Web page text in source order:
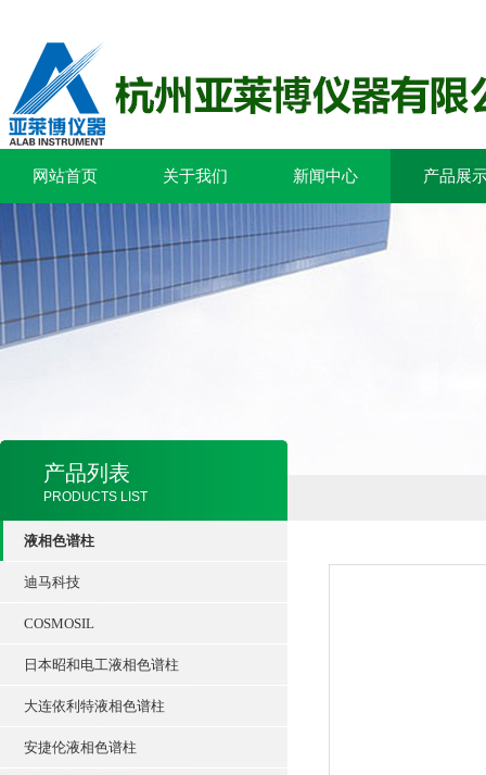
网站首页 关于我们 新闻中心 产品展
产品列表
PRODUCTS LIST
液相色谱柱
迪马科技
COSMOSIL
日本昭和电工液相色谱柱
大连依利特液相色谱柱
安捷伦液相色谱柱